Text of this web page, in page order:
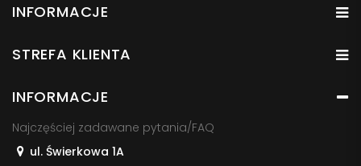
INFORMACJE
STREFA KLIENTA
INFORMACJE
Najczęściej zadawane pytania/FAQ
ul. Świerkowa 1A